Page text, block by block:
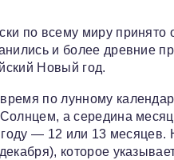
по всему миру
и более древние
Новый год.
по лунному
а середина
― 12 или 13 месяцев.
которое